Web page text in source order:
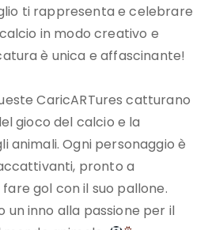
ti rappresenta e celebrare
in modo creativo e
è unica e affascinante!
CaricARTures catturano
gioco del calcio e la
animali. Ogni personaggio è
pronto a
gol con il suo pallone.
un inno alla passione per il